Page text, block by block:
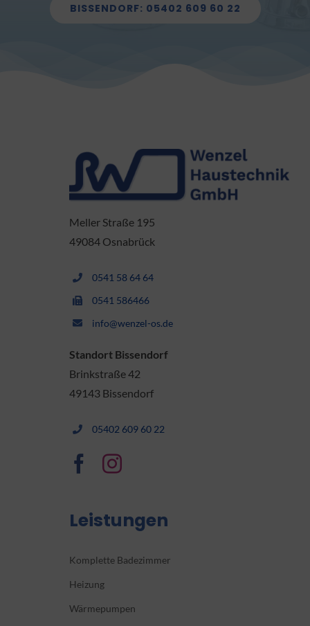
BISSENDORF: 05402 609 60 22
Meller Straße 195
49084 Osnabrück
0541 58 64 64
0541 586466
info@wenzel-os.de
Standort Bissendorf
Brinkstraße 42
49143 Bissendorf
05402 609 60 22
Leistungen
Komplette Badezimmer
Heizung
Wärmepumpen